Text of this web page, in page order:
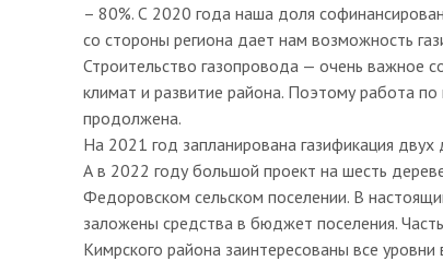
– 80%. С 2020 года наша доля
со стороны региона дает нам возможность
Строительство газопровода — очень важное
климат и развитие района. Поэтому работа
продолжена.
На 2021 год запланирована газификация
А в 2022 году большой проект на шесть
Федоровском сельском поселении. В
заложены средства в бюджет поселения.
Кимрского района заинтересованы все